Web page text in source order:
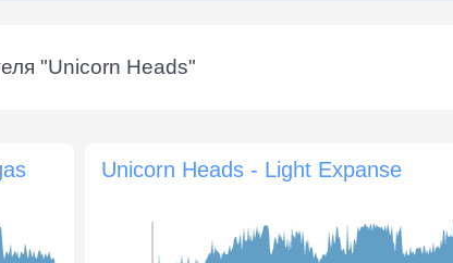
"Unicorn Heads"
Unicorn Heads - Light Expanse